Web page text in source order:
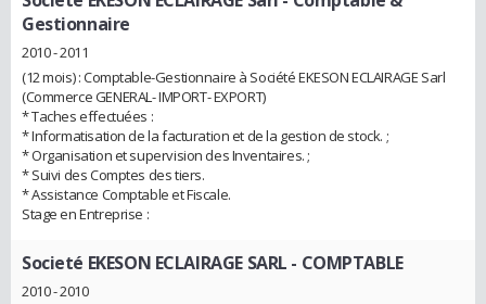
Gestionnaire
2010 - 2011
(12 mois) : Comptable-Gestionnaire à Société EKESON ECLAIRAGE Sarl
(Commerce GENERAL- IMPORT- EXPORT)
* Taches effectuées :
* Informatisation de la facturation et de la gestion de stock. ;
* Organisation et supervision des Inventaires. ;
* Suivi des Comptes des tiers.
* Assistance Comptable et Fiscale.
Stage en Entreprise :
Societé EKESON ECLAIRAGE SARL - COMPTABLE
2010 - 2010